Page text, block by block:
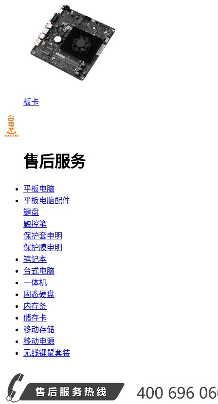
板卡
售后服务
平板电脑
平板电脑配件
键盘
触控笔
保护套申明
保护膜申明
笔记本
台式电脑
一体机
固态硬盘
内存条
储存卡
移动存储
移动电源
无线键鼠套装